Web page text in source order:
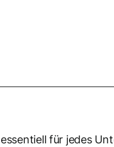
für jedes